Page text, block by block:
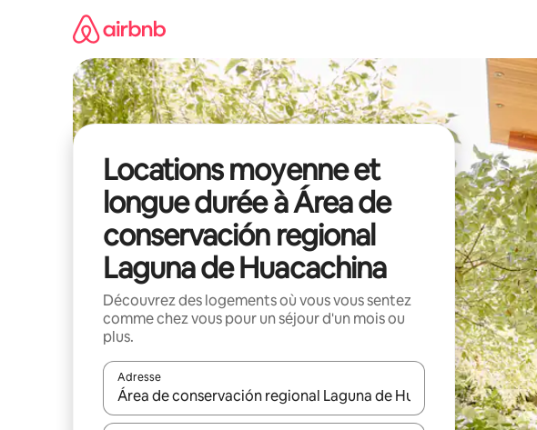
Locations moyenne et
longue durée à Área de
conservación regional
Laguna de Huacachina
Découvrez des logements où vous vous sentez
comme chez vous pour un séjour d'un mois ou
plus.
Adresse
Lorsque les résultats s'affichent, utilisez les flèches vers le haut et vers